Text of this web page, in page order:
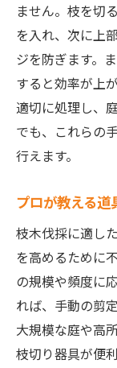
ません。枝を切
を入れ、次に上
ジを防ぎます。
すると効率が上
適切に処理し、
でも、これらの
行えます。
プロが教える道
枝木伐採に適し
を高めるために
の規模や頻度に
れば、手動の剪
大規模な庭や高
枝切り器具が便